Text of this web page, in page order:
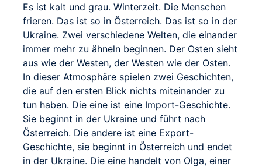
Es ist kalt und grau. Winterzeit. Die Menschen
frieren. Das ist so in Österreich. Das ist so in der
Ukraine. Zwei verschiedene Welten, die einander
immer mehr zu ähneln beginnen. Der Osten sieht
aus wie der Westen, der Westen wie der Osten.
In dieser Atmosphäre spielen zwei Geschichten,
die auf den ersten Blick nichts miteinander zu
tun haben. Die eine ist eine Import-Geschichte.
Sie beginnt in der Ukraine und führt nach
Österreich. Die andere ist eine Export-
Geschichte, sie beginnt in Österreich und endet
in der Ukraine. Die eine handelt von Olga, einer